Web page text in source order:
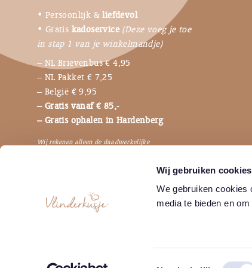
Wij gebruiken
We gebruiken cookies
media te bieden en
Toestemmingsselectie
• Persoonlijk &liefdevol
• Gratis kadoservice (Deze voeg je toe
in stap 1 van je winkelmandje)
– NL Brievenbus € 4,95
– NL Pakket € 7,25
– België € 9,95
– Gratis vanaf € 85,-
– Gratis ophalen in Hardenberg
Wij rekenen alleen de daadwerkelijke